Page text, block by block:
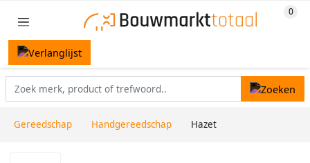
Gereedschap Handgereedschap Hazet